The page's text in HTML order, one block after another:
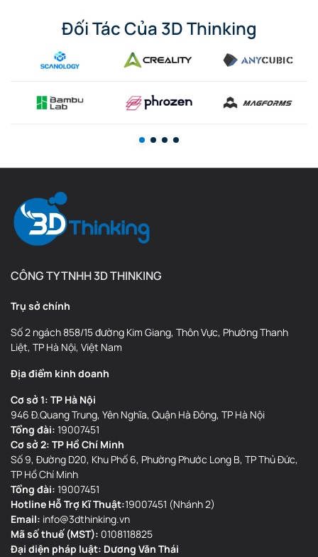
Đối Tác Của 3D Thinking
CÔNG TY TNHH 3D THINKING
Trụ sở chính
Số 2 ngách 858/15 đường Kim Giang, Thôn Vực, Phường Thanh
Liệt, TP Hà Nội, Việt Nam
Địa điểm kinh doanh
Cơ sở 1: TP Hà Nội
946 Đ.Quang Trung, Yên Nghĩa, Quận Hà Đông, TP Hà Nội
Tổng đài: 19007451
Cơ sở 2: TP Hồ Chí Minh
Số 9, Đường D20, Khu Phố 6, Phường Phước Long B, TP Thủ Đức,
TP Hồ Chí Minh
Tổng đài: 19007451
Hotline Hỗ Trợ Kĩ Thuật:19007451 (Nhánh 2)
Email: info@3dthinking.vn
Mã số thuế (MST): 0108118825
Đại diện pháp luật: Dương Văn Thái